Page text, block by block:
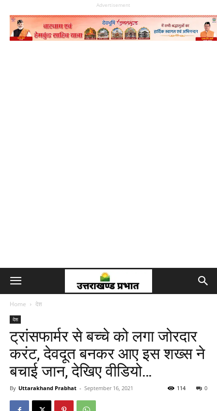
Advertisement
Home देश
देश
ट्रांसफार्मर से बच्चे को लगा जोरदार
करंट, देवदूत बनकर आए इस शख्स ने
बचाई जान, देखिए वीडियो…
By Uttarakhand Prabhat - September 16, 2021 0
114